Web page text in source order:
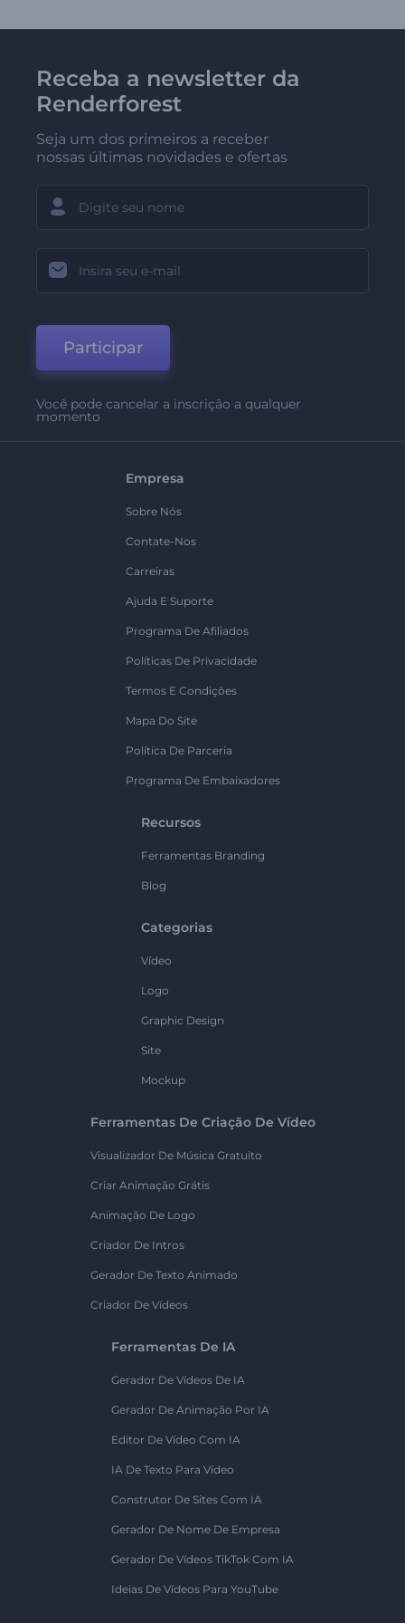
Receba a newsletter da
Renderforest
Seja um dos primeiros a receber
nossas últimas novidades e ofertas
Participar
Você pode cancelar a inscrição a qualquer
momento
Empresa
Sobre Nós
Contate-Nos
Carreiras
Ajuda E Suporte
Programa De Afiliados
Políticas De Privacidade
Termos E Condições
Mapa Do Site
Política De Parceria
Programa De Embaixadores
Recursos
Ferramentas Branding
Blog
Categorias
Vídeo
Logo
Graphic Design
Site
Mockup
Ferramentas De Criação De Vídeo
Visualizador De Música Gratuito
Criar Animação Grátis
Animação De Logo
Criador De Intros
Gerador De Texto Animado
Criador De Vídeos
Ferramentas De IA
Gerador De Vídeos De IA
Gerador De Animação Por IA
Editor De Vídeo Com IA
IA De Texto Para Vídeo
Construtor De Sites Com IA
Gerador De Nome De Empresa
Gerador De Vídeos TikTok Com IA
Ideias De Vídeos Para YouTube